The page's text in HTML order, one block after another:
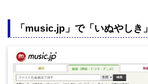
「music.jp」で「いぬやしき